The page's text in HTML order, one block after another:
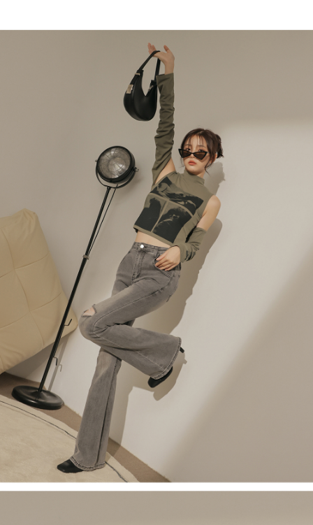
大直営店舗／銀行振込／街口支払い／iPASS MONEY」などのチャネルで
1. 本サービスは「台湾大哥大株式会社」（以下「当社」といいます）によ
って提供され、ユーザーが取引時に本サービスを通じて商品やサービスを
購入できるようにし、店舗が売買／分割払い売買の債権を当社に譲渡した
後、契約に基づいて当社の請求書で帳款を支払うことになります。
2. 「OP Pay Later」を利用する契約関係の目的から、店舗はあなたの個人
情報（名前、電話または住所を含む）を台湾大哥大に提供し、収集、処理
および利用するために、当社があなた本人と分割請求書に必要な情報の確
認、照合および修正を行います。
3. 完全なユーザーサービス規約については、以下のリンクを参照してくだ
https://oppay.tw/userRule
お支払期限は、ショップが請求した期日と、AFTEEで延長できる日数をも
とに計算されます。AFTEEで注文すると、商品を受け取るまで支払い期限
を延長できますが、商品を期限内に受け取れない場合があります（例：予
約商品や商品到着日が比較的遅い商品）。そのため、商品到着の有無に関
わらず、AFTEEで指定された期限内にお支払いください。
1.初回 AFTEEを ご利用の際に、認証結果及び当社の審査の結果に基づ
き、限度額が設定されます。
2.決済金額は最低NT$20です。
3.現在、台湾の会員のみご利用いただけます。
三、利用規約「AFTEE代金後払い」（以下当サービスという）はネットプ
ロテクションズ（以下 AFTEE という）が提供し、AFTEEが代金を徴収し
ます。当サービスご利用の際に提供しなければならない個人情報（注文者
の氏名、電話番号、受取人の氏名、電話番号、受取人住所を含むがこれに
限らない）は、AFTEEに渡され当サービスで必要な範囲内で利用されま
す。AFTEEの個人情報の収集、処理、利用について、詳細はAFTEE公式ホ
ームページの『個人情報の収集、処理及び利用に関する声明』をご参照く
https://aftee.tw/privacypolicy/）。
AFTEEの初回ご利用の際に、審査を通過すれば、最高額がNT$10,000にな
ります。支払い期限を過ぎた場合、その金額に基づいて年利20%の遅延滞
納金が加算されます。未成年の利用者は、事前に法定代理人または後見人
の同意を得ればAFTEEをご利用いただけます。
個人情報の処理、利用について疑問がある、または関連する法律の権利を
行使したい場合は、ネットプロテクションズ
にご連絡ください。上記に示した個人情報を、必要な購入注文書とあわせ
てAFTEEにご提供いただく、またはAFTEEにあなたの個人情報の収集、処
理、利用を許可することににご同意いただけない場合は、当サービスを選
択しないでください。
配送毎にNT$60、NT$1,800以上で送料無料
配送毎にNT$60、NT$1,600以上で送料無料
配送毎にNT$100、NT$2,500以上で送料無料
國家/地區配送